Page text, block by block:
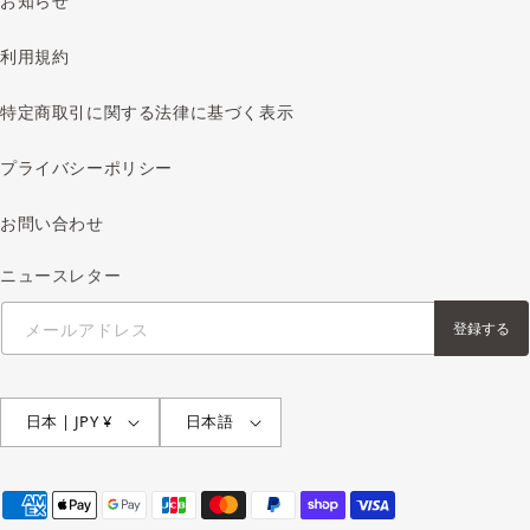
利用規約
特定商取引に関する法律に基づく表示
プライバシーポリシー
お問い合わせ
ニュースレター
メールアドレス 登録する
日本 | JPY ¥ 日本語
決